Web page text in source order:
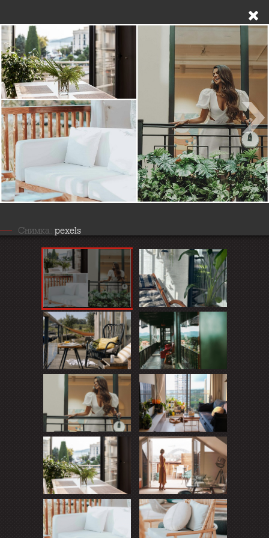
Снимка: pexels